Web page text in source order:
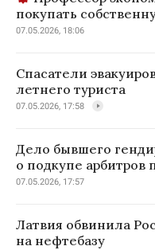
покупать
07.05.2026, 18:06
Спасатели
летнего туриста
07.05.2026, 17:58
Дело бывшего
о подкупе арбитров
07.05.2026, 17:57
Латвия обвинила
на нефтебазу